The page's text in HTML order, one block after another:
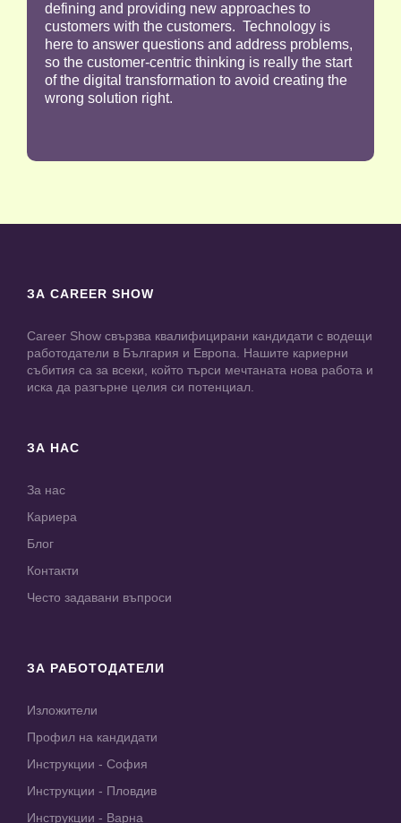
defining and providing new approaches to
customers with the customers. Technology is
here to answer questions and address problems,
so the customer-centric thinking is really the start
of the digital transformation to avoid creating the
wrong solution right.
ЗА CAREER SHOW
Career Show свързва квалифицирани кандидати с водещи
работодатели в България и Европа. Нашите кариерни
събития са за всеки, който търси мечтаната нова работа и
иска да разгърне целия си потенциал.
ЗА НАС
За нас
Кариера
Блог
Контакти
Често задавани въпроси
ЗА РАБОТОДАТЕЛИ
Изложители
Профил на кандидати
Инструкции - София
Инструкции - Пловдив
Инструкции - Варна